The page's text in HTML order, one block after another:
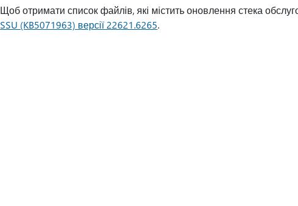
Щоб отримати список файлів, які містить оновлення стека
SSU (KB5071963) версії 22621.6265.